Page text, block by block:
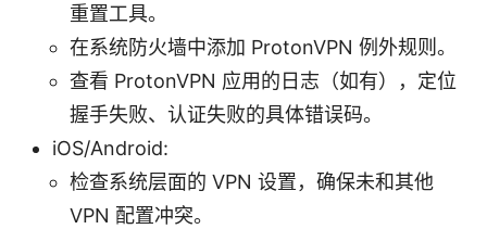
重置工具。
在系统防火墙中添加 ProtonVPN 例外规则。
查看 ProtonVPN 应用的日志（如有），定位
握手失败、认证失败的具体错误码。
iOS/Android:
检查系统层面的 VPN 设置，确保未和其他
VPN 配置冲突。